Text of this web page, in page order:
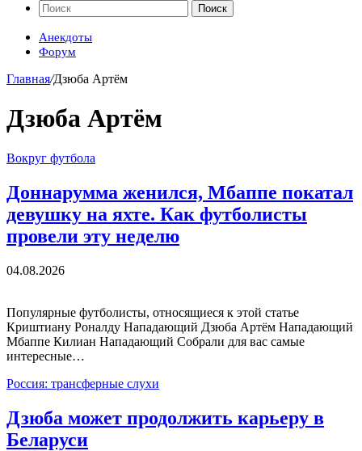
Поиск
Анекдоты
Форум
Главная/Дзюба Артём
Дзюба Артём
Вокруг футбола
Доннарумма женился, Мбаппе покатал
девушку на яхте. Как футболисты
провели эту неделю
04.08.2026
Популярные футболисты, относящиеся к этой статье
Криштиану Роналду Нападающий Дзюба Артём Нападающий
Мбаппе Килиан Нападающий Собрали для вас самые
интересные…
Россия: трансферные слухи
Дзюба может продолжить карьеру в
Беларуси